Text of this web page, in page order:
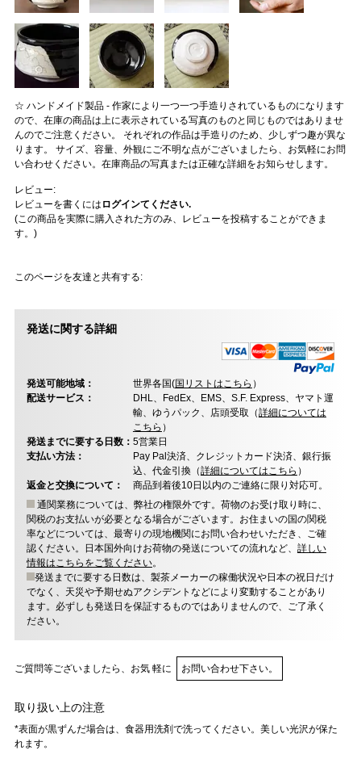
☆ ハンドメイド製品 - 作家により一つ一つ手造りされているものになります
ので、在庫の商品は上に表示されている写真のものと同じものではありませ
んのでご注意ください。 それぞれの作品は手造りのため、少しずつ趣が異な
ります。 サイズ、容量、外観にご不明な点がございましたら、お気軽にお問
い合わせください。在庫商品の写真または正確な詳細をお知らせします。
レビュー:
レビューを書くには ログインてください.
(この商品を実際に購入された方のみ、レビューを投稿することができま
す。)
このページを友達と共有する:
発送に関する詳細
発送可能地域： 世界各国(国リストはこちら ）
配送サービス：
DHL、FedEx、EMS、S.F. Express、ヤマト運
輸、ゆうパック、店頭受取（詳細については
こちら ）
発送までに要する日数： 5営業日
支払い方法：
Pay Pal決済、クレジットカード決済、銀行振
込、代金引換（詳細についてはこちら ）
返金と交換について：
商品到着後10日以内のご連絡に限り対応可。
通関業務については、弊社の権限外です。荷物のお受け取り時に、
関税のお支払いが必要となる場合がございます。お住まいの国の関税
率などについては、最寄りの現地機関にお問い合わせいただき、ご確
認ください。日本国外向けお荷物の発送についての流れなど、 詳しい
情報はこちらをご覧ください。
発送までに要する日数は、製茶メーカーの稼働状況や日本の祝日だけ
でなく、天災や予期せぬアクシデントなどにより変動することがあり
ます。必ずしも発送日を保証するものではありませんので、ご了承く
ださい。
ご質問等ございましたら、お気 軽に お問い合わせ下さい。
取り扱い上の注意
*表面が黒ずんだ場合は、食器用洗剤で洗ってください。美しい光沢が保た
れます。